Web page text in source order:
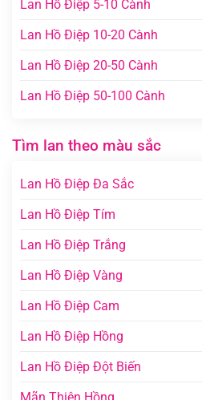
Lan Hồ Điệp 5-10 Cành
Lan Hồ Điệp 10-20 Cành
Lan Hồ Điệp 20-50 Cành
Lan Hồ Điệp 50-100 Cành
Tìm lan theo màu sắc
Lan Hồ Điệp Đa Sắc
Lan Hồ Điệp Tím
Lan Hồ Điệp Trắng
Lan Hồ Điệp Vàng
Lan Hồ Điệp Cam
Lan Hồ Điệp Hồng
Lan Hồ Điệp Đột Biến
Mãn Thiên Hồng